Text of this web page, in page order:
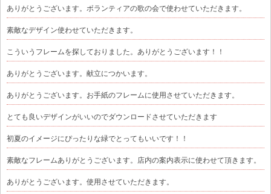
ありがとうございます。ボランティアの歌の会で使わせていただきます。
素敵なデザイン使わせていただきます。
こういうフレームを探しておりました。ありがとうございます！！
ありがとうございます。献立につかいます。
ありがとうございます。お手紙のフレームに使用させていただきます。
とても良いデザインがいいのでダウンロードさせていただきます
初夏のイメージにぴったりな緑でとってもいいです！！
素敵なフレームありがとうございます。店内の案内表示に使わせて頂きます。
ありがとうございます。使用させていただきます。